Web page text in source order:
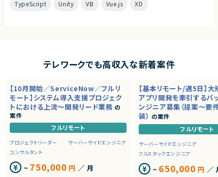
TypeScript Unity VB Vue.js XD
テレワークでも高収入な新着案件
【10月開始／ServiceNow／フルリ
モート】システム導入支援プロジェク
トにおける上流～開発リード業務 の
案件
フルリモート
プロジェクトリーダー
サーバーサイドエンジニア
コンサルタント
~ 750,000 円 ／ 月
【基本リモート/週5日】
アプリ開発を牽引するバ
ンジニア募集（提案～要
装） の案件
フルリモート
サーバーサイドエンジニア
フルスタックエンジニア
~ 650,000 円 ／